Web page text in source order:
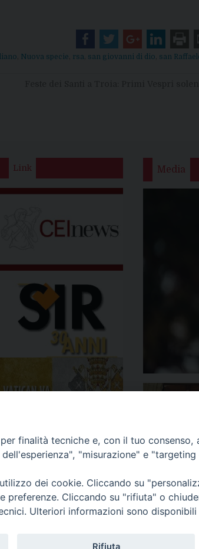
Nuova specie rsa san giovanni di dio san
Link Media
Apertura
2025
- e-mail: info@diocesiluceratroia.it
finalità tecniche e, con il tuo
"misurazione" e
dei cookie. Cliccando su
preferenze. Cliccando su "rifiuta" o
Ulteriori informazioni sono disponibili
Rifiuta